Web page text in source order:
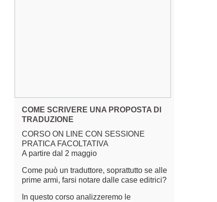
COME SCRIVERE UNA PROPOSTA DI
TRADUZIONE
CORSO ON LINE CON SESSIONE
PRATICA FACOLTATIVA
A partire dal 2 maggio
Come può un traduttore, soprattutto se alle
prime armi, farsi notare dalle case editrici?
In questo corso analizzeremo le